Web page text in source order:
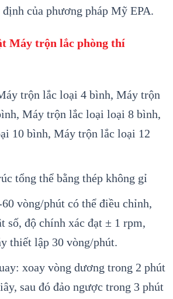
của phương pháp Mỹ EPA.
Máy trộn lắc phòng thí
trộn lắc loại 4 bình, Máy trộn
Máy trộn lắc loại loại 8 bình,
10 bình, Máy trộn lắc loại 12
tổng thể bằng thép không gỉ
vòng/phút có thể điều chỉnh,
số, độ chính xác đạt ± 1 rpm,
thiết lập 30 vòng/phút.
xoay vòng dương trong 2 phút
sau đó đảo ngược trong 3 phút